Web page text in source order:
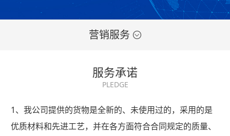
营销服务 
服务承诺
PLEDGE
1、我公司提供的货物是全新的、未使用过的，采用的是
优质材料和先进工艺，并在各方面符合合同规定的质量、